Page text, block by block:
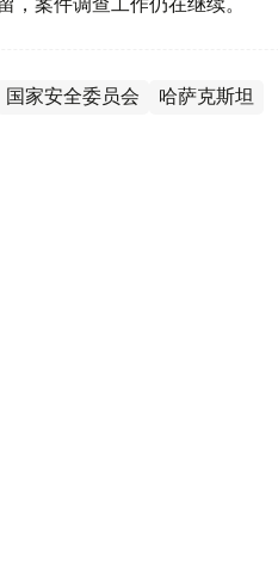
国家安全委员会 哈萨克斯坦